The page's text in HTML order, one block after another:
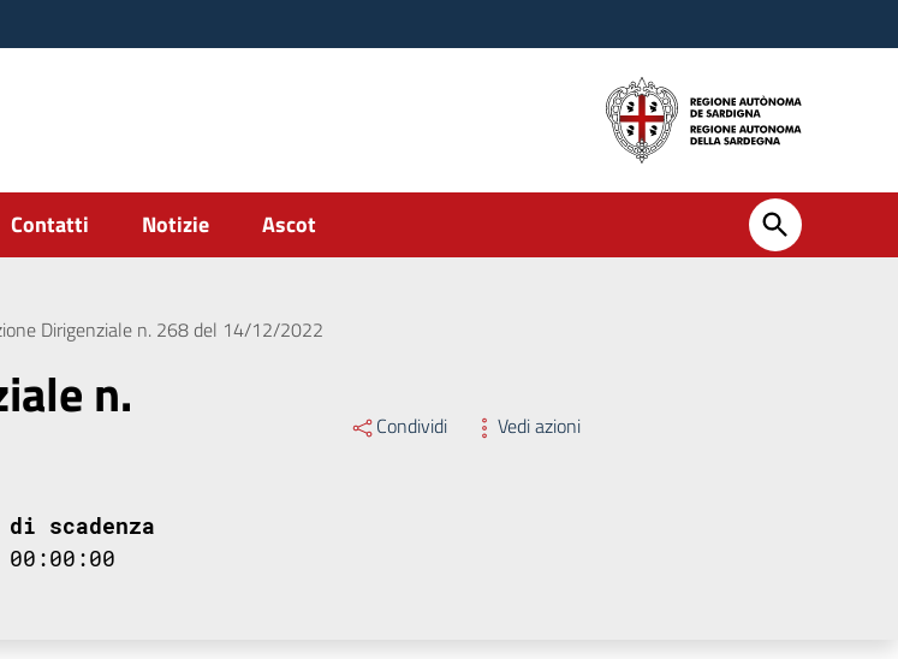
Contatti Notizie Ascot
Dirigenziale n. 268 del 14/12/2022
n. Condividi Vedi azioni
scadenza
00:00:00